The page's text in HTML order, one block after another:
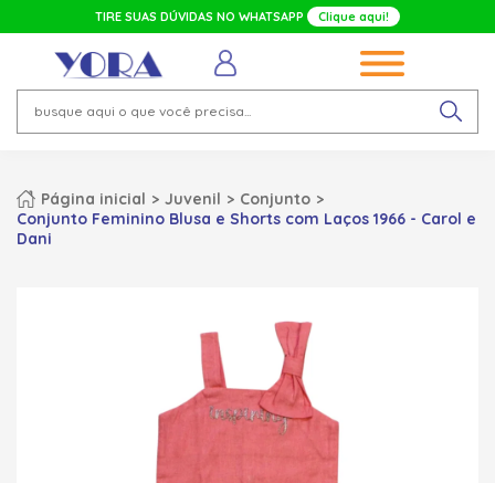
TIRE SUAS DÚVIDAS NO WHATSAPP Clique aqui!
Página inicial Juvenil
Conjunto
Conjunto Feminino Blusa e Shorts com Laços 1966 - Carol e
Dani